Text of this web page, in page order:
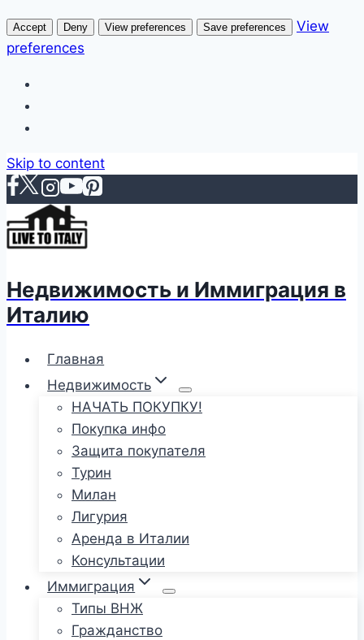
Accept Deny View preferences Save preferences
View
preferences
Skip to content
Недвижимость и Иммиграция в
Италию
Главная
Недвижимость
НАЧАТЬ ПОКУПКУ!
Покупка инфо
Защита покупателя
Турин
Милан
Лигурия
Аренда в Италии
Консультации
Иммиграция
Типы ВНЖ
Гражданство